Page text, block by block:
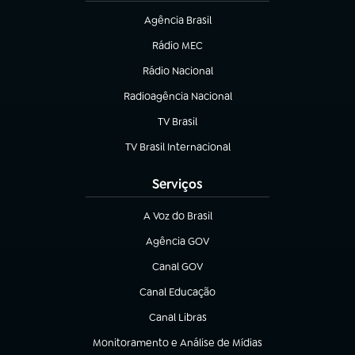
Agência Brasil
(abre em nova aba)
Rádio MEC
Rádio Nacional
(abre em nova aba)
Radioagência Nacional
(abre em nova aba)
TV Brasil
(abre em nova aba)
TV Brasil Internacional
(abre em nova aba)
Serviços
A Voz do Brasil
(abre em nova aba)
Agência GOV
(abre em nova aba)
Canal GOV
(abre em nova aba)
Canal Educação
(abre em nova aba)
Canal Libras
(abre em nova aba)
Monitoramento e Análise de Mídias
(abre em nova aba)